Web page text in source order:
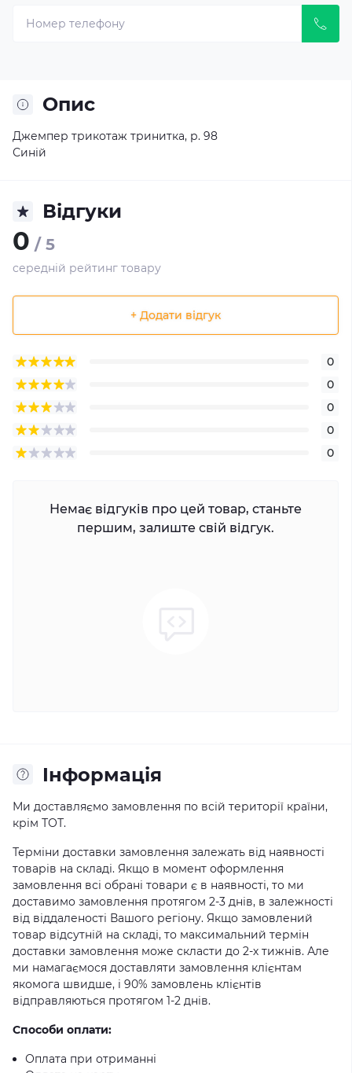
Опис
Джемпер трикотаж тринитка, р. 98
Синій
Відгуки
0 / 5
середній рейтинг товару
+ Додати відгук
0
0
0
0
0
Немає відгуків про цей товар, станьте
першим, залиште свій відгук.
Iнформація
Ми доставляємо замовлення по всій території країни,
крім ТОТ.
Терміни доставки замовлення залежать від наявності
товарів на складі. Якщо в момент оформлення
замовлення всі обрані товари є в наявності, то ми
доставимо замовлення протягом 2-3 днів, в залежності
від віддаленості Вашого регіону. Якщо замовлений
товар відсутній на складі, то максимальний термін
доставки замовлення може скласти до 2-х тижнів. Але
ми намагаємося доставляти замовлення клієнтам
якомога швидше, і 90% замовлень клієнтів
відправляються протягом 1-2 днів.
Способи оплати:
Оплата при отриманні